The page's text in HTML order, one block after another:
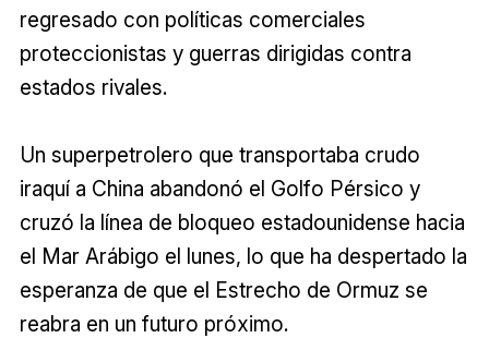
regresado con políticas comerciales
proteccionistas y guerras dirigidas contra
estados rivales.
Un superpetrolero que transportaba crudo
iraquí a China abandonó el Golfo Pérsico y
cruzó la línea de bloqueo estadounidense hacia
el Mar Arábigo el lunes, lo que ha despertado la
esperanza de que el Estrecho de Ormuz se
reabra en un futuro próximo.